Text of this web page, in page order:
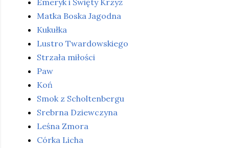
Emeryk i Święty Krzyż
Matka Boska Jagodna
Kukułka
Lustro Twardowskiego
Strzała miłości
Paw
Koń
Smok z Scholtenbergu
Srebrna Dziewczyna
Leśna Zmora
Córka Licha